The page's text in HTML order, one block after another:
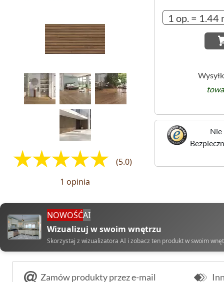
(5.0)
1 opinia
Nie
NOWOŚĆAI
Wizualizuj w swoim wnętrzu
Skorzystaj z wizualizatora AI i zobacz ten produkt w swoim
Zamów produkty przez e-mail